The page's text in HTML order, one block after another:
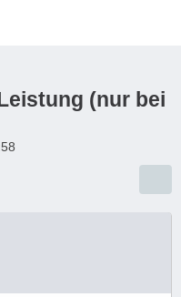
(nur bei